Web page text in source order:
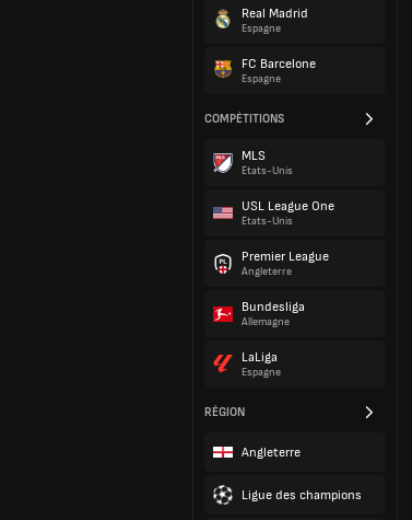
Real Madrid
Espagne
FC Barcelone
Espagne
COMPÉTITIONS
MLS
États-Unis
USL League One
États-Unis
Premier League
Angleterre
Bundesliga
Allemagne
LaLiga
Espagne
RÉGION
Angleterre
Ligue des champions